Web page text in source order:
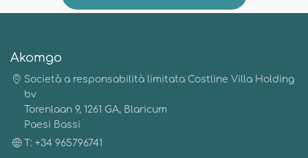
Akomgo
Società a responsabilità limitata Costline Villa Holding
bv
Torenlaan 9, 1261 GA, Blaricum
Paesi Bassi
T: +34 965796741